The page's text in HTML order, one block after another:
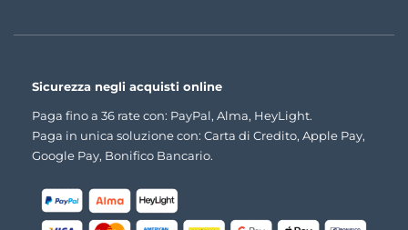
Sicurezza negli acquisti online
Paga fino a 36 rate con: PayPal, Alma, HeyLight.
Paga in unica soluzione con: Carta di Credito, Apple Pay,
Google Pay, Bonifico Bancario.